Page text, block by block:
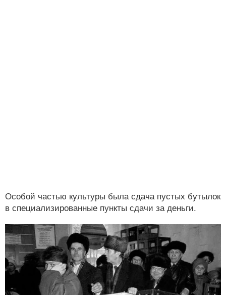
Особой частью культуры была сдача пустых бутылок
в специализированные пункты сдачи за деньги.